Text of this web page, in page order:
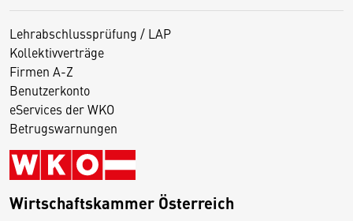
Lehrabschlussprüfung / LAP
Kollektivverträge
Firmen A-Z
Benutzerkonto
eServices der WKO
Betrugswarnungen
Wirtschaftskammer Österreich